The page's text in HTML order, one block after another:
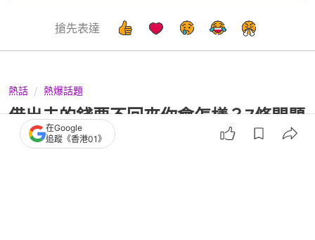
搶先表達
熱話 熱爆話題
借出去的錢要不回來你會怎樣？7條問題
神準測出你是否適合做老闆
在Google
追蹤《香港01》